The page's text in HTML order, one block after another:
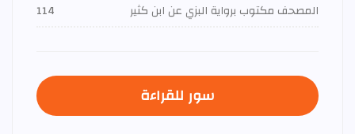
المصحف مكتوب برواية البزي عن ابن كثير
114
سور للقراءة